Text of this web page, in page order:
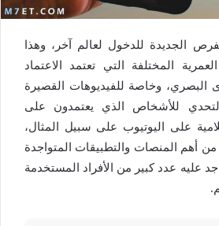
الجديدة للدخول لعالم آخر، وهذا
المختلفة التي تعتمد الاعتماد
البصري، وخاصة للفيديوهات القصيرة
للأشخاص الذي يعتمدون على
على اليوتيوب على سبيل المثال،
أهم المنصات والتطبيقات المتواجدة
عليه عدد كبير من الأفراد المستخدمة